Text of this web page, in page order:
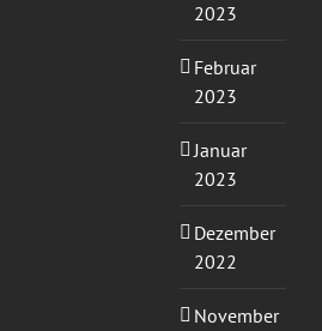
2023
Februar
2023
Januar
2023
Dezember
2022
November